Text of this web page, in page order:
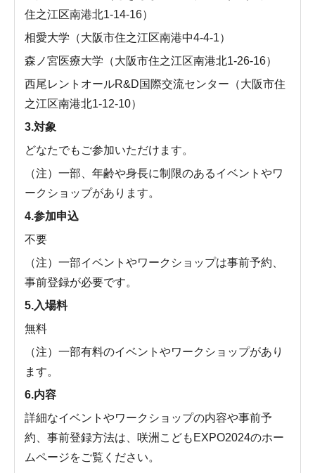
住之江区南港北1-14-16）
相愛大学（大阪市住之江区南港中4-4-1）
森ノ宮医療大学（大阪市住之江区南港北1-26-16）
西尾レントオールR&D国際交流センター（大阪市住
之江区南港北1-12-10）
3.対象
どなたでもご参加いただけます。
（注）一部、年齢や身長に制限のあるイベントやワ
ークショップがあります。
4.参加申込
不要
（注）一部イベントやワークショップは事前予約、
事前登録が必要です。
5.入場料
無料
（注）一部有料のイベントやワークショップがあり
ます。
6.内容
詳細なイベントやワークショップの内容や事前予
約、事前登録方法は、咲洲こどもEXPO2024のホー
ムページをご覧ください。